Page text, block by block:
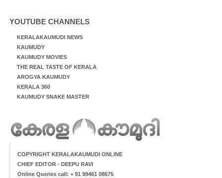
YOUTUBE CHANNELS
KERALAKAUMUDI NEWS
KAUMUDY
KAUMUDY MOVIES
THE REAL TASTE OF KERALA
AROGYA KAUMUDY
KERALA 360
KAUMUDY SNAKE MASTER
COPYRIGHT KERALAKAUMUDI ONLINE
CHIEF EDITOR - DEEPU RAVI
Online Queries call: + 91 99461 08675